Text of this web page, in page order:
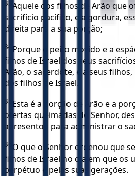
33 Aquele dos filhos de Arão que
sacrifício pacífico, e a gordura,
direita para a sua porção;
34 Porque o peito movido e a
filhos de Israel dos seus
Arão, o sacerdote, e a seus
dos filhos de Israel.
35 Esta é a porção de Arão e a
ofertas queimadas do Senhor,
apresentou para administrar o
36 O que o Senhor ordenou que
filhos de Israel no dia em que os
perpétuo é pelas suas gerações.